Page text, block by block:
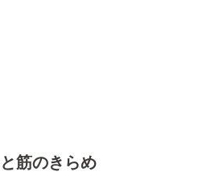
筋のきらめ